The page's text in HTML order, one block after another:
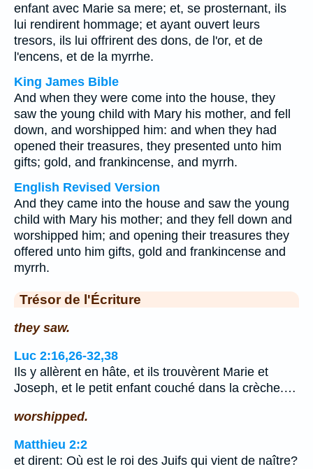
enfant avec Marie sa mere; et, se prosternant, ils
lui rendirent hommage; et ayant ouvert leurs
tresors, ils lui offrirent des dons, de l'or, et de
l'encens, et de la myrrhe.
King James Bible
And when they were come into the house, they
saw the young child with Mary his mother, and fell
down, and worshipped him: and when they had
opened their treasures, they presented unto him
gifts; gold, and frankincense, and myrrh.
English Revised Version
And they came into the house and saw the young
child with Mary his mother; and they fell down and
worshipped him; and opening their treasures they
offered unto him gifts, gold and frankincense and
myrrh.
Trésor de l'Écriture
they saw.
Luc 2:16,26-32,38
Ils y allèrent en hâte, et ils trouvèrent Marie et
Joseph, et le petit enfant couché dans la crèche.…
worshipped.
Matthieu 2:2
et dirent: Où est le roi des Juifs qui vient de naître?